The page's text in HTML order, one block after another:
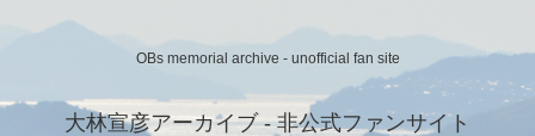
OBs memorial archive - unofficial fan site
大林宣彦アーカイブ - 非公式ファンサイト